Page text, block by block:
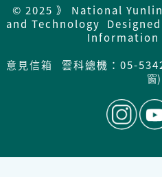
© 2025 》 National
and Technology
Information
意見信箱
雲科總機：05-
窗)